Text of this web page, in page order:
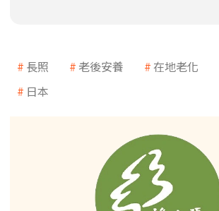
長照 老後安養 在地老化
日本